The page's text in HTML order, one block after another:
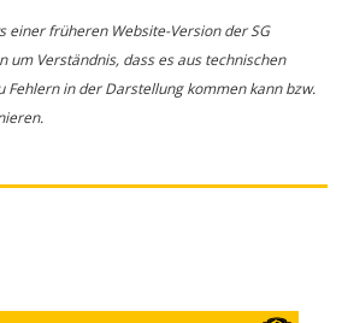
einer früheren Website-Version der SG
um Verständnis, dass es aus technischen
Fehlern in der Darstellung kommen kann bzw.